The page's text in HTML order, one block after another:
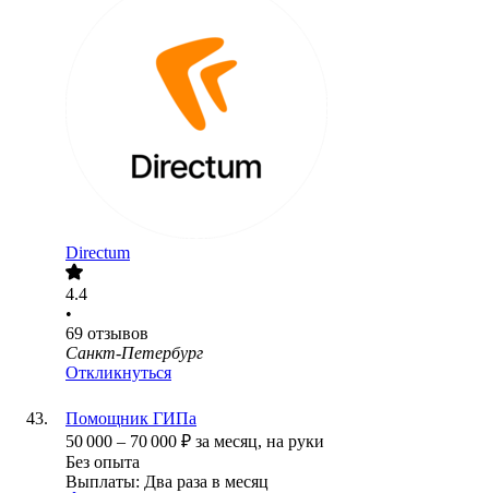
Directum
4.4
•
69 отзывов
Санкт-Петербург
Откликнуться
Помощник ГИПа
50 000 – 70 000 ₽ за месяц, на руки
Без опыта
Выплаты: Два раза в месяц